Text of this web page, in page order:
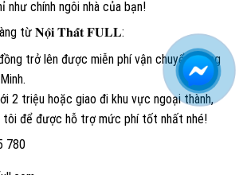
như chính ngôi nhà của bạn!
từ 𝐍𝐨̣̂𝐢 𝐓𝐡𝐚̂́𝐭 𝐅𝐔𝐋𝐋:
trở lên được miễn phí vận chuyển trong
2 triệu hoặc giao đi khu vực ngoại thành,
tôi để được hỗ trợ mức phí tốt nhất nhé!
780